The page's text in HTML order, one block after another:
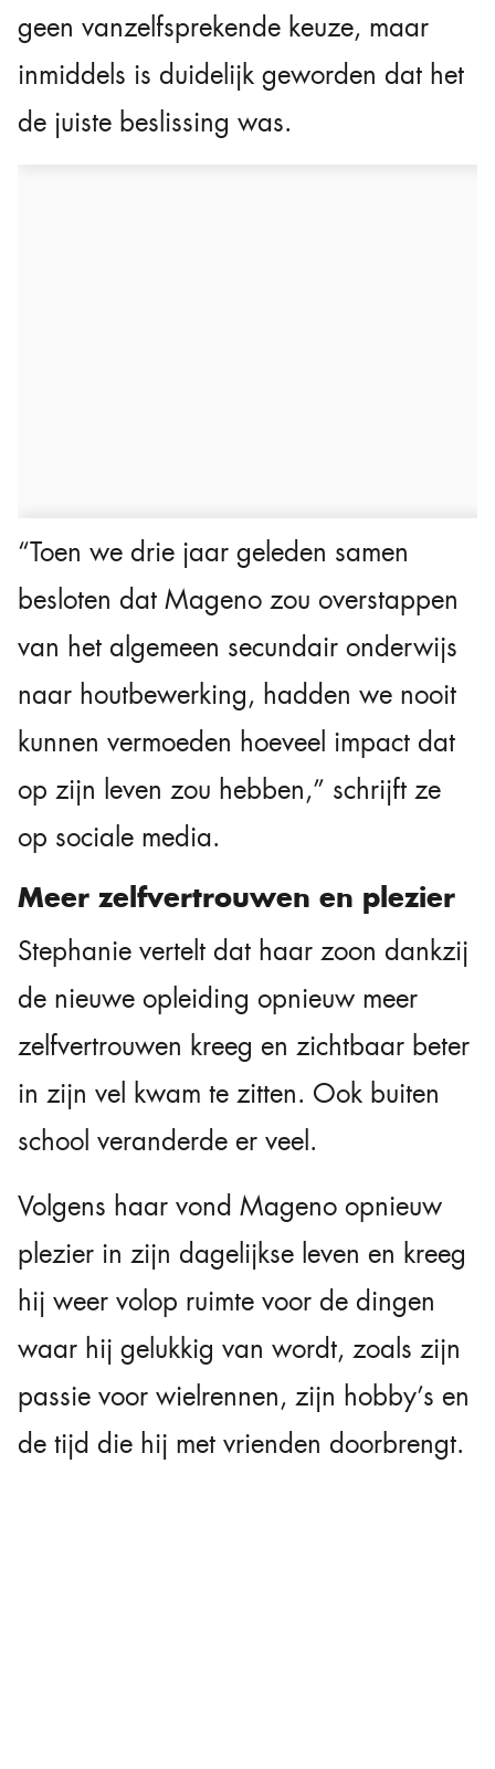
geen vanzelfsprekende keuze, maar
inmiddels is duidelijk geworden dat het
de juiste beslissing was.
“Toen we drie jaar geleden samen
besloten dat Mageno zou overstappen
van het algemeen secundair onderwijs
naar houtbewerking, hadden we nooit
kunnen vermoeden hoeveel impact dat
op zijn leven zou hebben,” schrijft ze
op sociale media.
Meer zelfvertrouwen en plezier
Stephanie vertelt dat haar zoon dankzij
de nieuwe opleiding opnieuw meer
zelfvertrouwen kreeg en zichtbaar beter
in zijn vel kwam te zitten. Ook buiten
school veranderde er veel.
Volgens haar vond Mageno opnieuw
plezier in zijn dagelijkse leven en kreeg
hij weer volop ruimte voor de dingen
waar hij gelukkig van wordt, zoals zijn
passie voor wielrennen, zijn hobby’s en
de tijd die hij met vrienden doorbrengt.